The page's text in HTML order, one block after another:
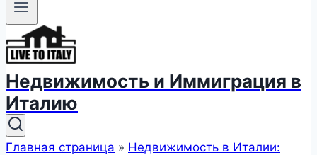
Недвижимость и Иммиграция в
Италию
Главная страница » Недвижимость в Италии: